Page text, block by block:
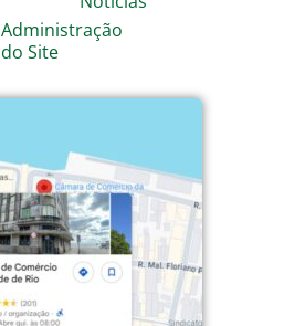
Administração
do Site